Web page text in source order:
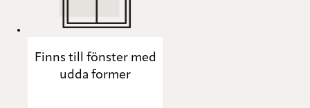
Finns till fönster med
udda former